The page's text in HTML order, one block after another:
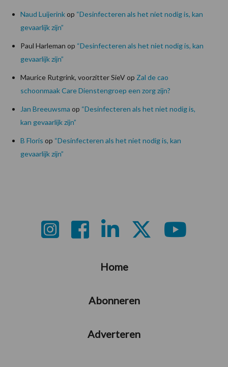
Naud Luijerinkop “Desinfecteren als het niet nodig is, kan
gevaarlijk zijn”
Paul Harleman op “Desinfecteren als het niet nodig is, kan
gevaarlijk zijn”
Maurice Rutgrink, voorzitter SieVop Zal de cao
schoonmaak Care Dienstengroep een zorg zijn?
Jan Breeuwsma op “Desinfecteren als het niet nodig is,
kan gevaarlijk zijn”
B Floris op “Desinfecteren als het niet nodig is, kan
gevaarlijk zijn”
Footer
Home
Abonneren
Adverteren